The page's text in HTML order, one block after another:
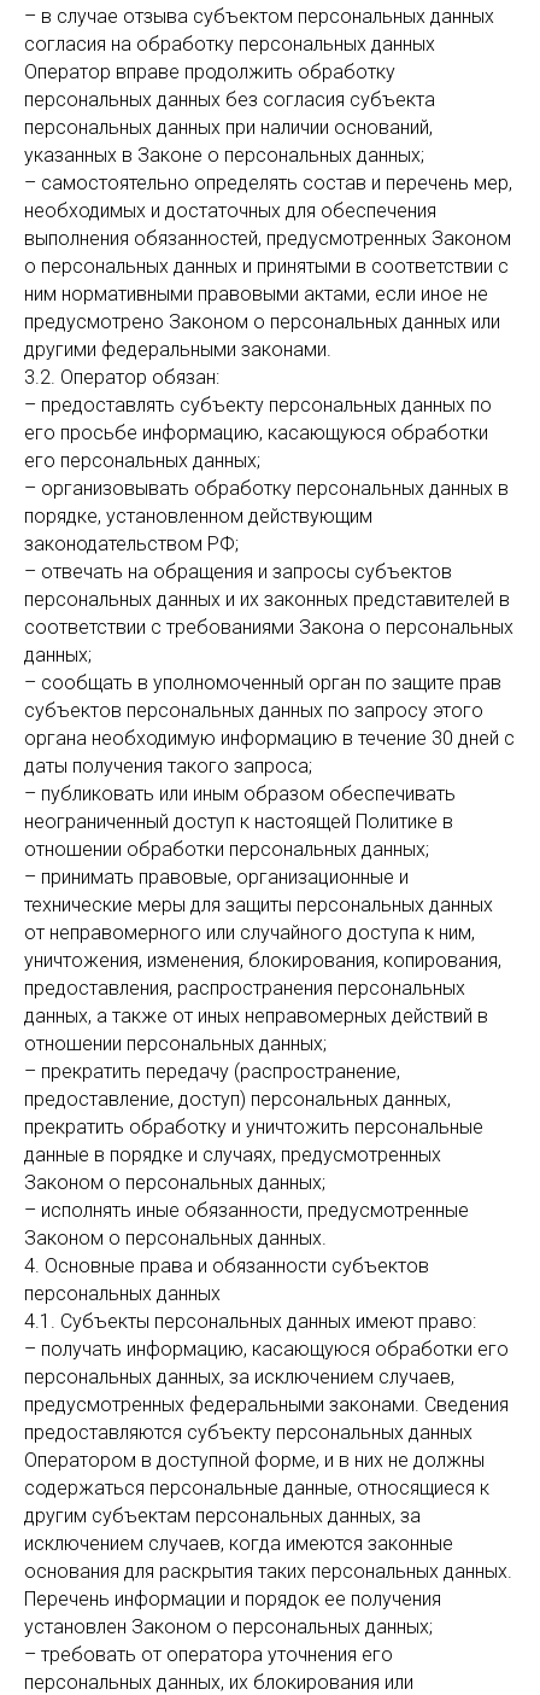
– в случае отзыва субъектом персональных данных
согласия на обработку персональных данных
Оператор вправе продолжить обработку
персональных данных без согласия субъекта
персональных данных при наличии оснований,
указанных в Законе о персональных данных;
– самостоятельно определять состав и перечень мер,
необходимых и достаточных для обеспечения
выполнения обязанностей, предусмотренных Законом
о персональных данных и принятыми в соответствии с
ним нормативными правовыми актами, если иное не
предусмотрено Законом о персональных данных или
другими федеральными законами.
3.2. Оператор обязан:
– предоставлять субъекту персональных данных по
его просьбе информацию, касающуюся обработки
его персональных данных;
– организовывать обработку персональных данных в
порядке, установленном действующим
законодательством РФ;
– отвечать на обращения и запросы субъектов
персональных данных и их законных представителей в
соответствии с требованиями Закона о персональных
данных;
– сообщать в уполномоченный орган по защите прав
субъектов персональных данных по запросу этого
органа необходимую информацию в течение 30 дней с
даты получения такого запроса;
– публиковать или иным образом обеспечивать
неограниченный доступ к настоящей Политике в
отношении обработки персональных данных;
– принимать правовые, организационные и
технические меры для защиты персональных данных
от неправомерного или случайного доступа к ним,
уничтожения, изменения, блокирования, копирования,
предоставления, распространения персональных
данных, а также от иных неправомерных действий в
отношении персональных данных;
– прекратить передачу (распространение,
предоставление, доступ) персональных данных,
прекратить обработку и уничтожить персональные
данные в порядке и случаях, предусмотренных
Законом о персональных данных;
– исполнять иные обязанности, предусмотренные
Законом о персональных данных.
4. Основные права и обязанности субъектов
персональных данных
4.1. Субъекты персональных данных имеют право:
– получать информацию, касающуюся обработки его
персональных данных, за исключением случаев,
предусмотренных федеральными законами. Сведения
предоставляются субъекту персональных данных
Оператором в доступной форме, и в них не должны
содержаться персональные данные, относящиеся к
другим субъектам персональных данных, за
исключением случаев, когда имеются законные
основания для раскрытия таких персональных данных.
Перечень информации и порядок ее получения
установлен Законом о персональных данных;
– требовать от оператора уточнения его
персональных данных, их блокирования или